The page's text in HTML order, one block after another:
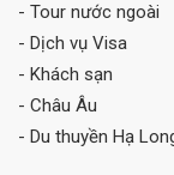
- Tour nước ngoài
- Dịch vụ Visa
- Khách sạn
- Châu Âu
- Du thuyền Hạ